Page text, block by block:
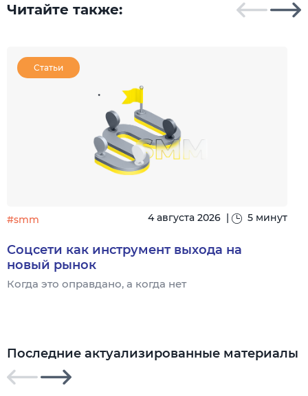
Читайте также:
Статьи
#smm 4 августа 2026 | 5 минут
Соцсети как инструмент выхода на
новый рынок
Когда это оправдано, а когда нет
Последние актуализированные материалы